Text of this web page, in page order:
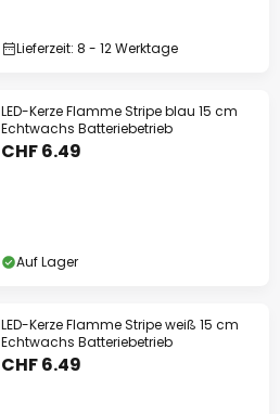
Lieferzeit: 8 - 12 Werktage
LED-Kerze Flamme Stripe blau 15 cm
Echtwachs Batteriebetrieb
CHF 6.49
Auf Lager
LED-Kerze Flamme Stripe weiß 15 cm
Echtwachs Batteriebetrieb
CHF 6.49